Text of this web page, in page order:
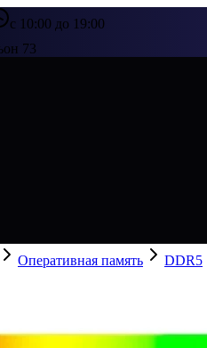
с 10:00 до 19:00
73
Оперативная память DDR5